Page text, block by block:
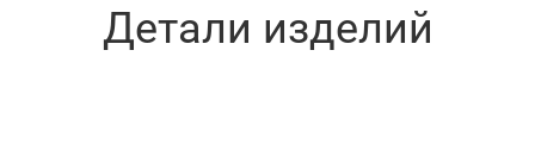
Детали изделий